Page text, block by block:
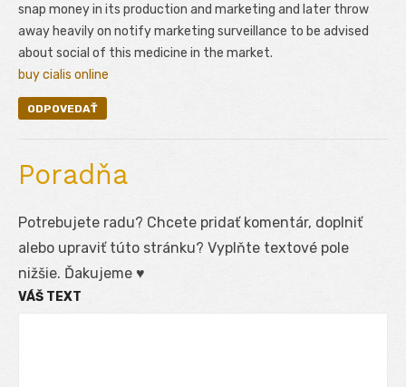
snap money in its production and marketing and later throw
away heavily on notify marketing surveillance to be advised
about social of this medicine in the market.
buy cialis online
ODPOVEDAŤ
Poradňa
Potrebujete radu? Chcete pridať komentár, doplniť
alebo upraviť túto stránku? Vyplňte textové pole
nižšie. Ďakujeme ♥
VÁŠ TEXT